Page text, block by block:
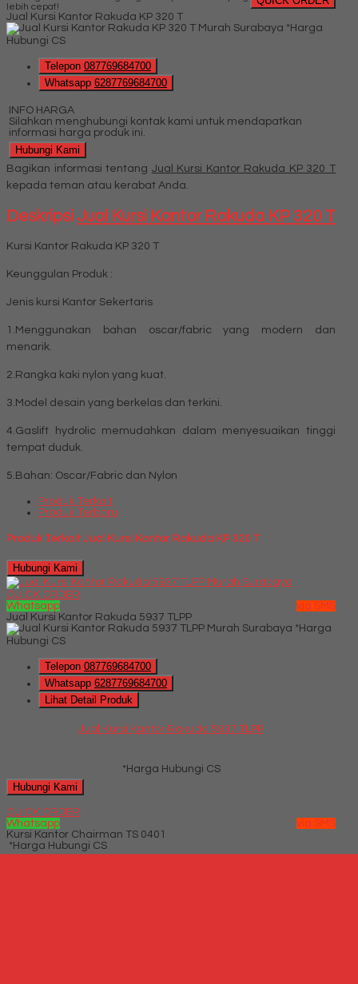
lebih cepat!
Jual Kursi Kantor Rakuda KP 320 T
*Harga
Hubungi CS
Telepon 087769684700
Whatsapp 6287769684700
INFO HARGA
Silahkan menghubungi kontak kami untuk mendapatkan
informasi harga produk ini.
Hubungi Kami
Bagikan informasi tentang Jual Kursi Kantor Rakuda KP 320 T
kepada teman atau kerabat Anda.
DeskripsiJual Kursi Kantor Rakuda KP 320 T
Kursi Kantor Rakuda KP 320 T
Keunggulan Produk :
Jenis kursi Kantor Sekertaris
1.Menggunakan bahan oscar/fabric yang modern dan
menarik.
2.Rangka kaki nylon yang kuat.
3.Model desain yang berkelas dan terkini.
4.Gaslift hydrolic memudahkan dalam menyesuaikan tinggi
tempat duduk.
5.Bahan: Oscar/Fabric dan Nylon
Produk Terkait
Produk Terbaru
Produk Terkait Jual Kursi Kantor Rakuda KP 320 T
Hubungi Kami
QUICK ORDER
Whatsapp
via SMS
Jual Kursi Kantor Rakuda 5937 TLPP
*Harga
Hubungi CS
Telepon 087769684700
Whatsapp 6287769684700
Lihat Detail Produk
Jual Kursi Kantor Rakuda 5937 TLPP
*Harga Hubungi CS
Hubungi Kami
QUICK ORDER
Whatsapp
via SMS
Kursi Kantor Chairman TS 0401
*Harga Hubungi CS